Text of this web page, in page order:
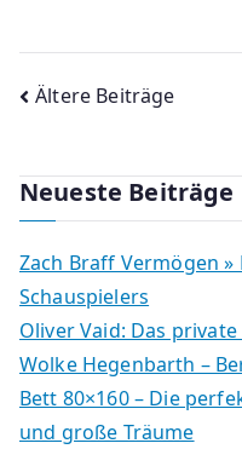
Ältere Beiträge
Neueste Beiträge
Zach Braff Vermögen »
Schauspielers
Oliver Vaid: Das
Wolke Hegenbarth –
Bett 80×160 – Die
und große Träume